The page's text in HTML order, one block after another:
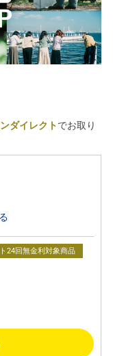
ダイレクトでお取り
24回無金利対象商品